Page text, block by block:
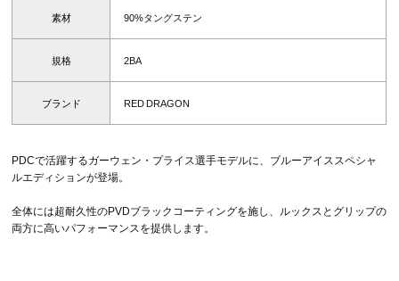
素材 90%タングステン
規格 2BA
ブランド RED DRAGON
PDCで活躍するガーウェン・プライス選手モデルに、ブルーアイススペシャ
ルエディションが登場。
全体には超耐久性のPVDブラックコーティングを施し、ルックスとグリップの
両方に高いパフォーマンスを提供します。